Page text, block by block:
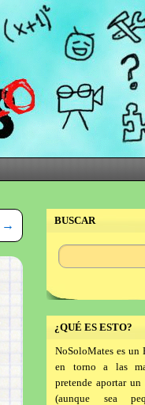
→ BUSCAR
¿QUÉ ES ESTO?
NoSoloMates es un
en torno a las
pretende aportar un
(aunque sea